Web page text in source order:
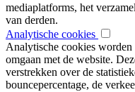
mediaplatforms, het
van derden.
Analytische cookies
Analytische cookies
omgaan met de website.
verstrekken over de
bouncepercentage, de